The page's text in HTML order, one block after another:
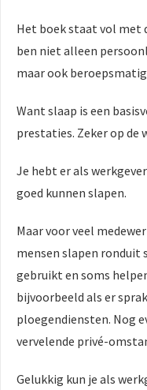
Het boek staat vol met
ben niet alleen
maar ook
Want slaap is een
prestaties. Zeker op de
Je hebt er als
goed kunnen slapen.
Maar voor veel
mensen slapen ronduit
gebruikt en soms
bijvoorbeeld als er
ploegendiensten. Nog
vervelende privé-
Gelukkig kun je als